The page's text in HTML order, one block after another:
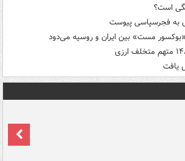
است؟
به فجرسپاسی پیوست
«بوکسور مست» بین ایران و روسیه می‌دود
یافت